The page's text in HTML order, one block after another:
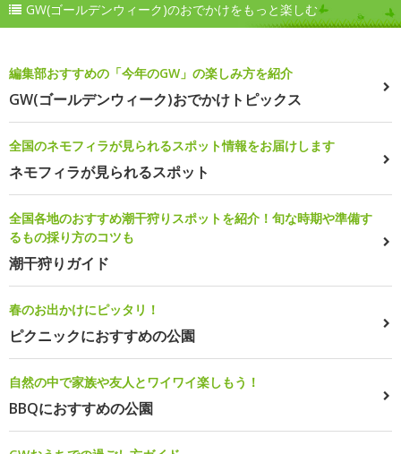
GW(ゴールデンウィーク)のおでかけをもっと楽しむ
編集部おすすめの「今年のGW」の楽しみ方を紹介
GW(ゴールデンウィーク)おでかけトピックス
全国のネモフィラが見られるスポット情報をお届けします
ネモフィラが見られるスポット
全国各地のおすすめ潮干狩りスポットを紹介！旬な時期や準備す
るもの採り方のコツも
潮干狩りガイド
春のお出かけにピッタリ！
ピクニックにおすすめの公園
自然の中で家族や友人とワイワイ楽しもう！
BBQにおすすめの公園